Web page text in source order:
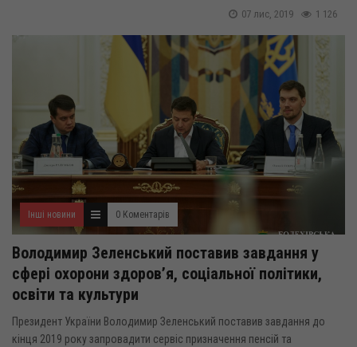
1 126
07 лис, 2019
Інші новини 0 Коментарів
Володимир Зеленський поставив завдання у
сфері охорони здоров’я, соціальної політики,
освіти та культури
Президент України Володимир Зеленський поставив завдання до
кінця 2019 року запровадити сервіс призначення пенсій та